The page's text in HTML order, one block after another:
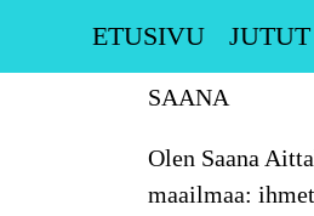
ETUSIVU JUTUT
SAANA
Olen Saana
maailmaa: